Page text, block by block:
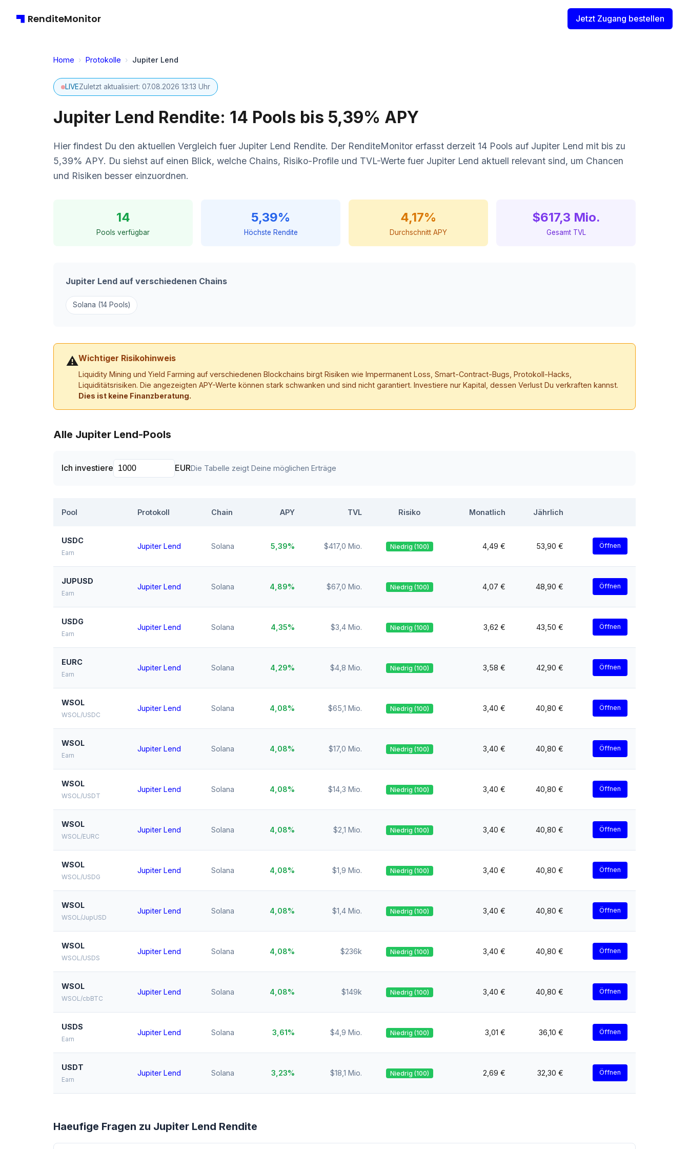
RenditeMonitor Jetzt Zugang bestellen
Home › Protokolle › Jupiter Lend
LIVEZuletzt aktualisiert: 07.08.2026 13:13 Uhr
Jupiter Lend Rendite: 14 Pools bis 5,39% APY
Hier findest Du den aktuellen Vergleich fuer Jupiter Lend Rendite. Der RenditeMonitor erfasst derzeit 14 Pools auf Jupiter Lend mit bis zu
5,39% APY. Du siehst auf einen Blick, welche Chains, Risiko-Profile und TVL-Werte fuer Jupiter Lend aktuell relevant sind, um Chancen
und Risiken besser einzuordnen.
14
Pools verfügbar
5,39%
Höchste Rendite
4,17%
Durchschnitt APY
$617,3 Mio.
Gesamt TVL
Jupiter Lend auf verschiedenen Chains
Solana (14 Pools)
⚠Wichtiger Risikohinweis
Liquidity Mining und Yield Farming auf verschiedenen Blockchains birgt Risiken wie Impermanent Loss, Smart-Contract-Bugs, Protokoll-Hacks,
Liquiditätsrisiken. Die angezeigten APY-Werte können stark schwanken und sind nicht garantiert. Investiere nur Kapital, dessen Verlust Du verkraften kannst.
Dies ist keine Finanzberatung.
Alle Jupiter Lend-Pools
Ich investiere EURDie Tabelle zeigt Deine möglichen Erträge
Pool Protokoll Chain APY TVL Risiko Monatlich Jährlich
USDC
Earn
Jupiter Lend Solana 5,39% $417,0 Mio. Niedrig (100) 4,49 € 53,90 € Öffnen
JUPUSD
Earn
Jupiter Lend Solana 4,89% $67,0 Mio. Niedrig (100) 4,07 € 48,90 € Öffnen
USDG
Earn
Jupiter Lend Solana 4,35% $3,4 Mio. Niedrig (100) 3,62 € 43,50 € Öffnen
EURC
Earn
Jupiter Lend Solana 4,29% $4,8 Mio. Niedrig (100) 3,58 € 42,90 € Öffnen
WSOL
WSOL/USDC
Jupiter Lend Solana 4,08% $65,1 Mio. Niedrig (100) 3,40 € 40,80 € Öffnen
WSOL
Earn
Jupiter Lend Solana 4,08% $17,0 Mio. Niedrig (100) 3,40 € 40,80 € Öffnen
WSOL
WSOL/USDT
Jupiter Lend Solana 4,08% $14,3 Mio. Niedrig (100) 3,40 € 40,80 € Öffnen
WSOL
WSOL/EURC
Jupiter Lend Solana 4,08% $2,1 Mio. Niedrig (100) 3,40 € 40,80 € Öffnen
WSOL
WSOL/USDG
Jupiter Lend Solana 4,08% $1,9 Mio. Niedrig (100) 3,40 € 40,80 € Öffnen
WSOL
WSOL/JupUSD
Jupiter Lend Solana 4,08% $1,4 Mio. Niedrig (100) 3,40 € 40,80 € Öffnen
WSOL
WSOL/USDS
Jupiter Lend Solana 4,08% $236k Niedrig (100) 3,40 € 40,80 € Öffnen
WSOL
WSOL/cbBTC
Jupiter Lend Solana 4,08% $149k Niedrig (100) 3,40 € 40,80 € Öffnen
USDS
Earn
Jupiter Lend Solana 3,61% $4,9 Mio. Niedrig (100) 3,01 € 36,10 € Öffnen
USDT
Earn
Jupiter Lend Solana 3,23% $18,1 Mio. Niedrig (100) 2,69 € 32,30 € Öffnen
Haeufige Fragen zu Jupiter Lend Rendite